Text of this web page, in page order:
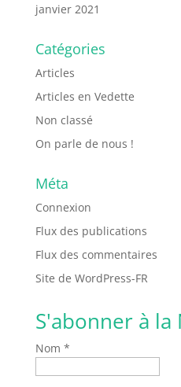
janvier 2021
Catégories
Articles
Articles en Vedette
Non classé
On parle de nous !
Méta
Connexion
Flux des publications
Flux des commentaires
Site de WordPress-FR
S'abonner à
Nom *